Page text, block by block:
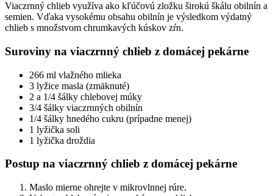
Viaczrnný chlieb využíva ako kľúčovú zložku širokú škálu obilnín a
semien. Vďaka vysokému obsahu obilnín je výsledkom výdatný
chlieb s množstvom chrumkavých kúskov zŕn.
Suroviny na viaczrnný chlieb z domácej pekárne
266 ml vlažného mlieka
3 lyžice masla (zmäknuté)
2 a 1/4 šálky chlebovej múky
3/4 šálky viaczrnných obilnín
1/4 šálky hnedého cukru (prípadne menej)
1 lyžička soli
1 lyžička droždia
Postup na viaczrnný chlieb z domácej pekárne
Maslo mierne ohrejte v mikrovlnnej rúre.